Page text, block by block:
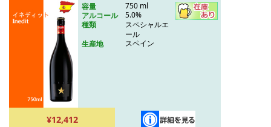
容量
750 ml
アルコール
5.0%
種類
スペシャルエ
ール
生産地
スペイン
¥12,412